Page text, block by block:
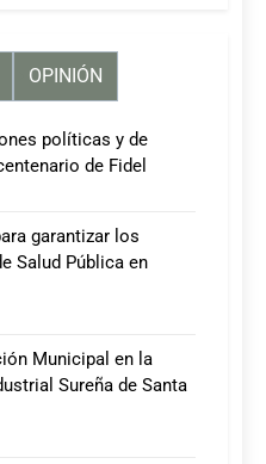
OPINIÓN
políticas y de
de Fidel
garantizar los
Salud Pública en
Municipal en la
Sureña de Santa